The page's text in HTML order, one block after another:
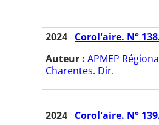
2024 Corol'aire. N°
Auteur : APMEP
Charentes. Dir.
2024 Corol'aire. N°